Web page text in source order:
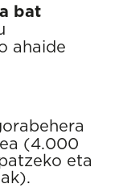
bat
ahaide
(4.000
eta